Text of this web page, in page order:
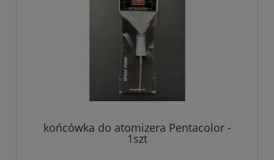
końcówka do atomizera Pentacolor -
1szt